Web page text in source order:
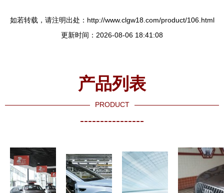
如若转载，请注明出处：http://www.clgw18.com/product/106.html
更新时间：2026-08-06 18:41:08
产品列表
PRODUCT
----------------